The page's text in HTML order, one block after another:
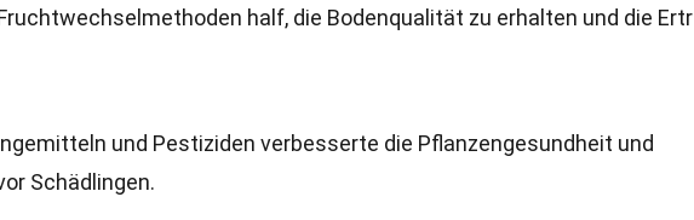
half, die Bodenqualität zu erhalten und die
und Pestiziden verbesserte die Pflanzengesundheit und
Schädlingen.